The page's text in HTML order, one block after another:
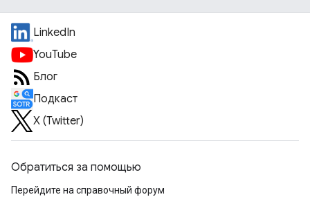
LinkedIn
YouTube
Блог
Подкаст
X (Twitter)
Обратиться за помощью
Перейдите на справочный форум